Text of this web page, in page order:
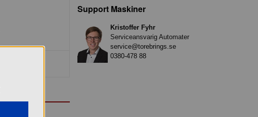
Support Maskiner
Kristoffer Fyhr
Serviceansvarig Automater
service@torebrings.se
0380-478 88